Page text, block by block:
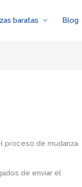
baratas Blog
proceso de mudanza
de enviar el